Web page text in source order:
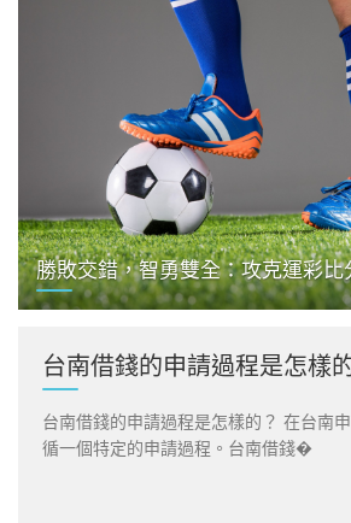
勝敗交錯，智勇雙全：攻克運彩
台南借錢的申請過程是怎樣
台南借錢的申請過程是怎樣的？ 在台南
循一個特定的申請過程。台南借錢�